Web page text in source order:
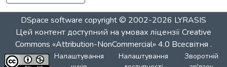
DSpace software copyright © 2002-2026 LYRASIS
Цей контент доступний на умовах ліцензіїCreative
Commons «Attribution-NonCommercial» 4.0 Всесвітня .
Налаштування
Налаштування
Зворотній